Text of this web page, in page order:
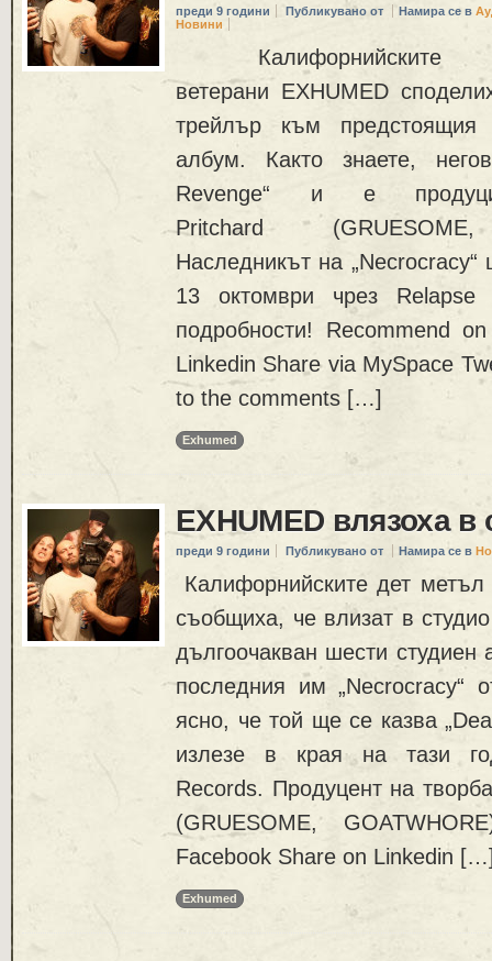
преди 9 години Публикувано от Намира се в
Новини
ветерани EXHUMED
трейлър към
албум. Както знаете,
Revenge“ и е
Pritchard
Наследникът на
13 октомври чрез Relapse
подробности! Recommend
Linkedin Share via MySpace
to the comments […]
Exhumed
EXHUMED влязоха в
преди 9 години Публикувано от Намира се в
Калифорнийските дет метъл
съобщиха, че влизат в
дългоочакван шести студиен
последния им „Necrocracy“
ясно, че той ще се казва
излезе в края на тази
Records. Продуцент на
(GRUESOME,
Facebook Share on Linkedin
Exhumed